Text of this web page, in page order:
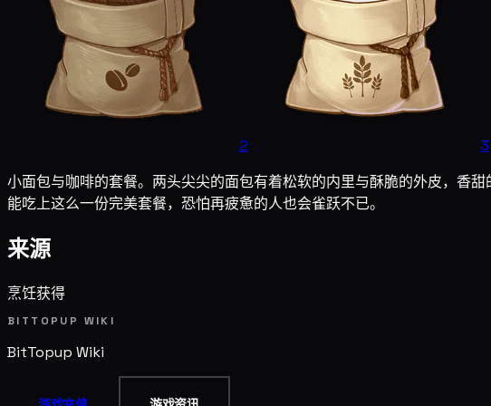
2 3
小面包与咖啡的套餐。两头尖尖的面包有着松软的内里与酥脆的外皮，香
能吃上这么一份完美套餐，恐怕再疲惫的人也会雀跃不已。
来源
烹饪获得
BITTOPUP WIKI
BitTopup Wiki